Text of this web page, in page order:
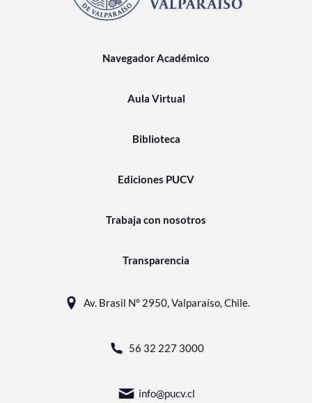
Navegador Académico
Aula Virtual
Biblioteca
Ediciones PUCV
Trabaja con nosotros
Transparencia
Av. Brasil N° 2950, Valparaíso, Chile.
56 32 227 3000
info@pucv.cl